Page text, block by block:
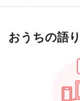
おうちの語